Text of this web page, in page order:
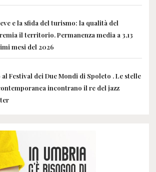
e la sfida del turismo: la qualità del
il territorio. Permanenza media a 3,13
mesi del 2026
al Festival dei Due Mondi di Spoleto . Le stelle
incontrano il re del jazz